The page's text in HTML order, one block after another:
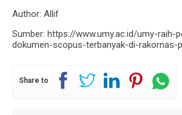
Author: Allif
Sumber: https://www.umy.ac.id/umy-raih-
dokumen-scopus-terbanyak-di-rakornas-
Share to